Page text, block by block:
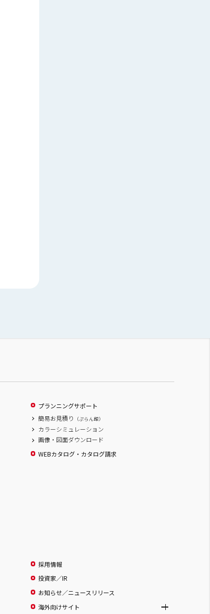
プランニングサポート
簡易お見積り
（ぷらん館）
カラーシミュレーション
画像・図面ダウンロード
WEBカタログ・カタログ請求
採用情報
投資家／IR
お知らせ／ニュースリリース
海外向けサイト